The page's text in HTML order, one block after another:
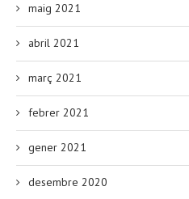
maig 2021
abril 2021
març 2021
febrer 2021
gener 2021
desembre 2020